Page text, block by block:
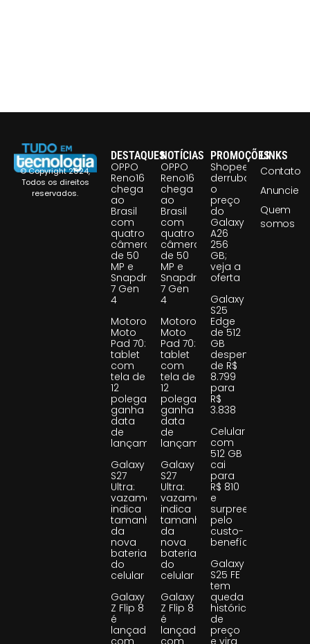
© Copyright 2024,
Todos os direitos
reservados.
DESTAQUES
OPPO
Reno16
chega
ao
Brasil
com
quatro
câmeras
de 50
MP e
Snapdragon
7 Gen
4
Motorola
Moto
Pad 70:
tablet
com
tela de
12
polegadas
ganha
data
de
lançamento
Galaxy
S27
Ultra:
vazamento
indica
tamanho
da
nova
bateria
do
celular
Galaxy
Z Flip 8
é
lançado
NOTÍCIAS
OPPO
Reno16
chega
ao
Brasil
com
quatro
câmeras
de 50
MP e
Snapdragon
7 Gen
4
Motorola
Moto
Pad 70:
tablet
com
tela de
12
polegadas
ganha
data
de
lançamento
Galaxy
S27
Ultra:
vazamento
indica
tamanho
da
nova
bateria
do
celular
Galaxy
Z Flip 8
é
lançado
PROMOÇÕES
Shopee
derruba
o
preço
do
Galaxy
A26
256
GB;
veja a
oferta
Galaxy
S25
Edge
de 512
GB
despenca
de R$
8.799
para
R$
3.838
Celular
com
512 GB
cai
para
R$ 810
e
surpreende
pelo
custo-
benefício
Galaxy
S25 FE
tem
queda
histórica
de
preço
LINKS
Contato
Anuncie
Quem
somos